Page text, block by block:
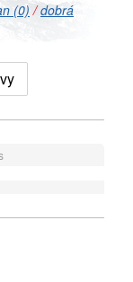
(0)/dobrá